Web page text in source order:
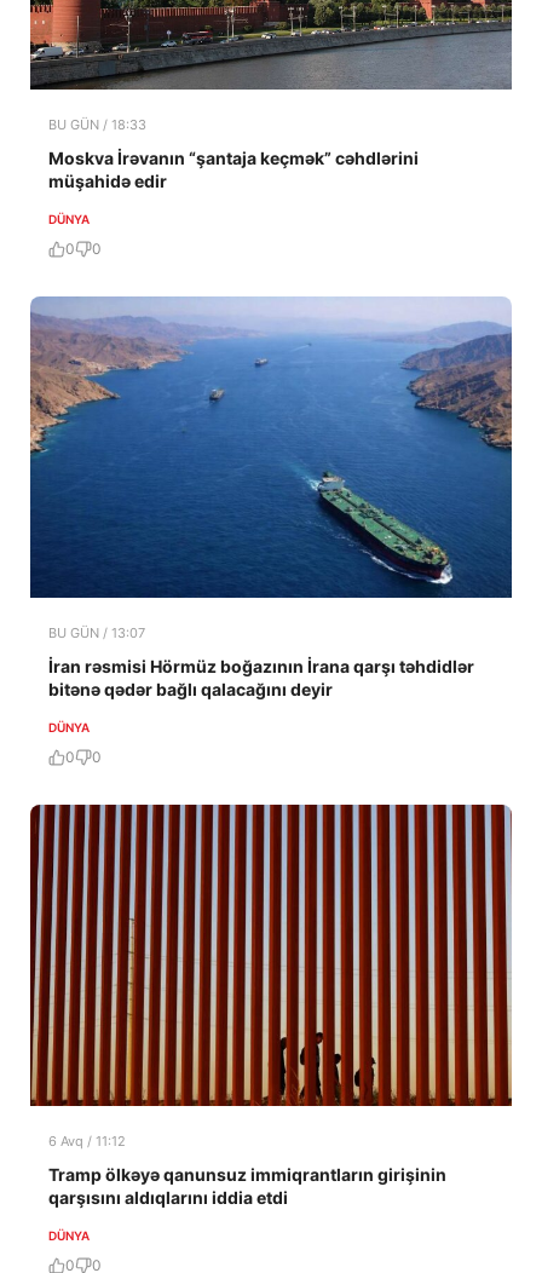
BU GÜN / 18:33
Moskva İrəvanın “şantaja keçmək” cəhdlərini
müşahidə edir
DÜNYA
0 0
BU GÜN / 13:07
İran rəsmisi Hörmüz boğazının İrana qarşı təhdidlər
bitənə qədər bağlı qalacağını deyir
DÜNYA
0 0
6 Avq / 11:12
Tramp ölkəyə qanunsuz immiqrantların girişinin
qarşısını aldıqlarını iddia etdi
DÜNYA
0 0